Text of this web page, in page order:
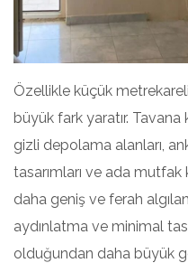
Özellikle küçük
büyük fark yaratır.
gizli depolama alanları,
tasarımları ve ada
daha geniş ve ferah
aydınlatma ve minimal
olduğundan daha büyük